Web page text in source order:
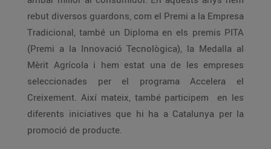
rebut diversos guardons, com el Premi a la Empresa
Tradicional, també un Diploma en els premis PITA
(Premi a la Innovació Tecnològica), la Medalla al
Mèrit Agrícola i hem estat una de les empreses
seleccionades per el programa Accelera el
Creixement. Així mateix, també participem en les
diferents iniciatives que hi ha a Catalunya per la
promoció de producte.